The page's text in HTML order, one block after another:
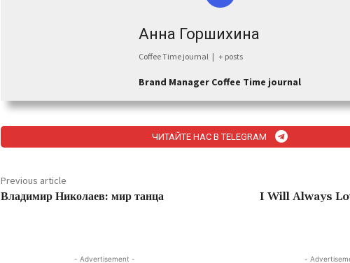
Анна Горшихина
Coffee Time journal | + posts
Brand Manager Coffee Time journal
ЧИТАЙТЕ НАС В TELEGRAM
Previous article
Владимир Николаев: мир танца
I Will Always
- Advertisement - -